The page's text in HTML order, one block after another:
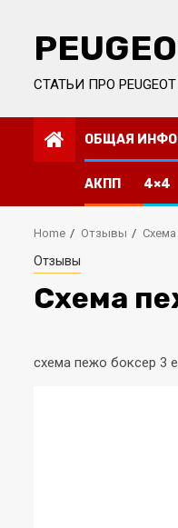
content
СТАТЬИ ПРО PEUGEOT
ОБЩАЯ
АКПП 4×4
Home Отзывы
Отзывы
Схема
схема пежо боксер 3